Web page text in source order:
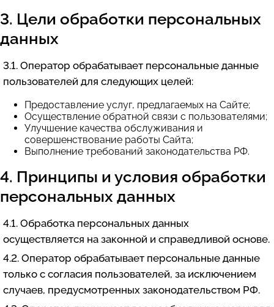
3. Цели обработки персональных
данных
3.1. Оператор обрабатывает персональные данные
пользователей для следующих целей:
Предоставление услуг, предлагаемых на Сайте;
Осуществление обратной связи с пользователями;
Улучшение качества обслуживания и
совершенствование работы Сайта;
Выполнение требований законодательства РФ.
4. Принципы и условия обработки
персональных данных
4.1. Обработка персональных данных
осуществляется на законной и справедливой основе.
4.2. Оператор обрабатывает персональные данные
только с согласия пользователей, за исключением
случаев, предусмотренных законодательством РФ.